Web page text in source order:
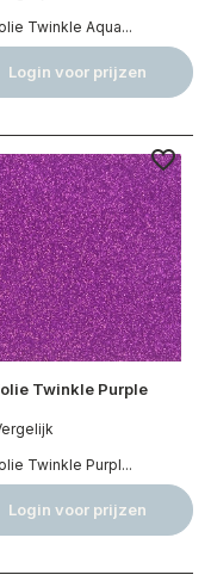
Twinkle Aqua...
Login voor prijzen
Twinkle Purple
Twinkle Purpl...
Login voor prijzen